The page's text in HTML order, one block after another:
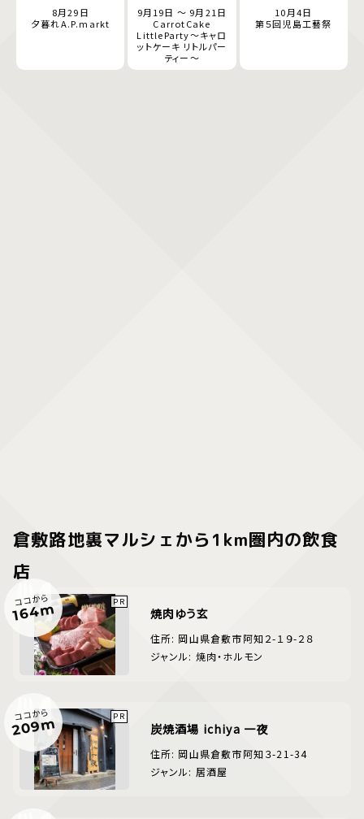
8月29日
夕暮れA.P.markt
9月19日 ～ 9月21日
CarrotCake
LittleParty～キャロ
ットケーキ リトルパー
ティー～
10月4日
第５回児島工藝祭
倉敷路地裏マルシェから1km圏内の飲食
店
ココから
164m 焼肉ゆう玄
住所: 岡山県倉敷市阿知２-１９-２８
ジャンル: 焼肉・ホルモン
ココから
209m 炭焼酒場 ichiya 一夜
住所: 岡山県倉敷市阿知３-21-34
ジャンル: 居酒屋